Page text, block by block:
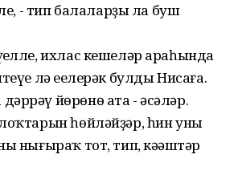
- тип балаларҙы ла буш
ихлас кешеләр араһында
лә еңелерәк булды Нисаға.
йөрөнө ата - әсәләр.
һөйләйҙәр, һин уны
нығыраҡ тот, тип, кәңәштәр